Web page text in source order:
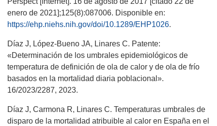
enero de 2021];125(8):087006. Disponible en:
https://ehp.niehs.nih.gov/doi/10.1289/EHP1026.
Díaz J, López-Bueno JA, Linares C. Patente:
«Determinación de los umbrales epidemiológicos de
temperatura de definición de ola de calor y de ola de frío
basados en la mortalidad diaria poblacional».
16/2023/2287, 2023.
Díaz J, Carmona R, Linares C. Temperaturas umbrales de
disparo de la mortalidad atribuible al calor en España en el